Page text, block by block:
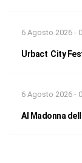
6 Agosto 2026 -
Urbact City
6 Agosto 2026 -
Al Madonna